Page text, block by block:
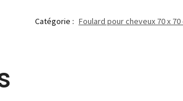
Catégorie : Foulard pour cheveux 70 x 70